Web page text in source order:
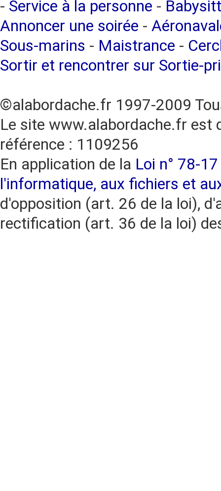
- Service à la personne -
Annoncer une soirée -
Sous-marins - Maistrance -
Sortir et rencontrer sur Sortie-
©alabordache.fr 1997-2009
Le site www.alabordache.fr est
référence : 1109256
En application de la Loi n° 78-
l'informatique, aux fichiers et
d'opposition (art. 26 de la loi),
rectification (art. 36 de la loi)